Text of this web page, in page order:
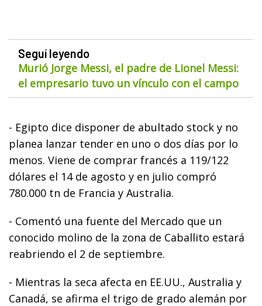
Seguí leyendo
Murió Jorge Messi, el padre de Lionel Messi:
el empresario tuvo un vínculo con el campo
- Egipto dice disponer de abultado stock y no
planea lanzar tender en uno o dos días por lo
menos. Viene de comprar francés a 119/122
dólares el 14 de agosto y en julio compró
780.000 tn de Francia y Australia.
- Comentó una fuente del Mercado que un
conocido molino de la zona de Caballito estará
reabriendo el 2 de septiembre.
- Mientras la seca afecta en EE.UU., Australia y
Canadá, se afirma el trigo de grado alemán por